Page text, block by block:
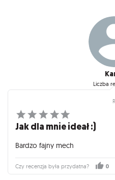
Liczba
Jak dla mnie ideał :)
Bardzo fajny mech
Czy recenzja była przydatna? 0